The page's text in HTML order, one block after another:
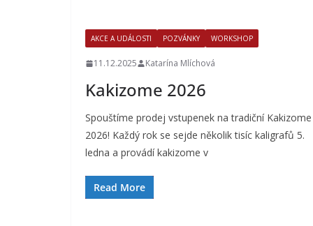
AKCE A UDÁLOSTI POZVÁNKY WORKSHOP
11.12.2025 Katarína Mlíchová
Kakizome 2026
Spouštíme prodej vstupenek na tradiční Kakizome
2026! Každý rok se sejde několik tisíc kaligrafů 5.
ledna a provádí kakizome v
Read More